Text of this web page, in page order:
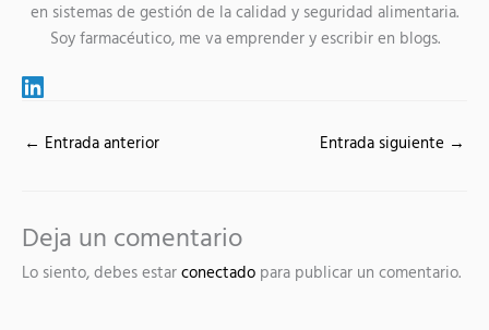
en sistemas de gestión de la calidad y seguridad alimentaria.
Soy farmacéutico, me va emprender y escribir en blogs.
← Entrada anterior Entrada siguiente →
Deja un comentario
Lo siento, debes estar conectado para publicar un comentario.